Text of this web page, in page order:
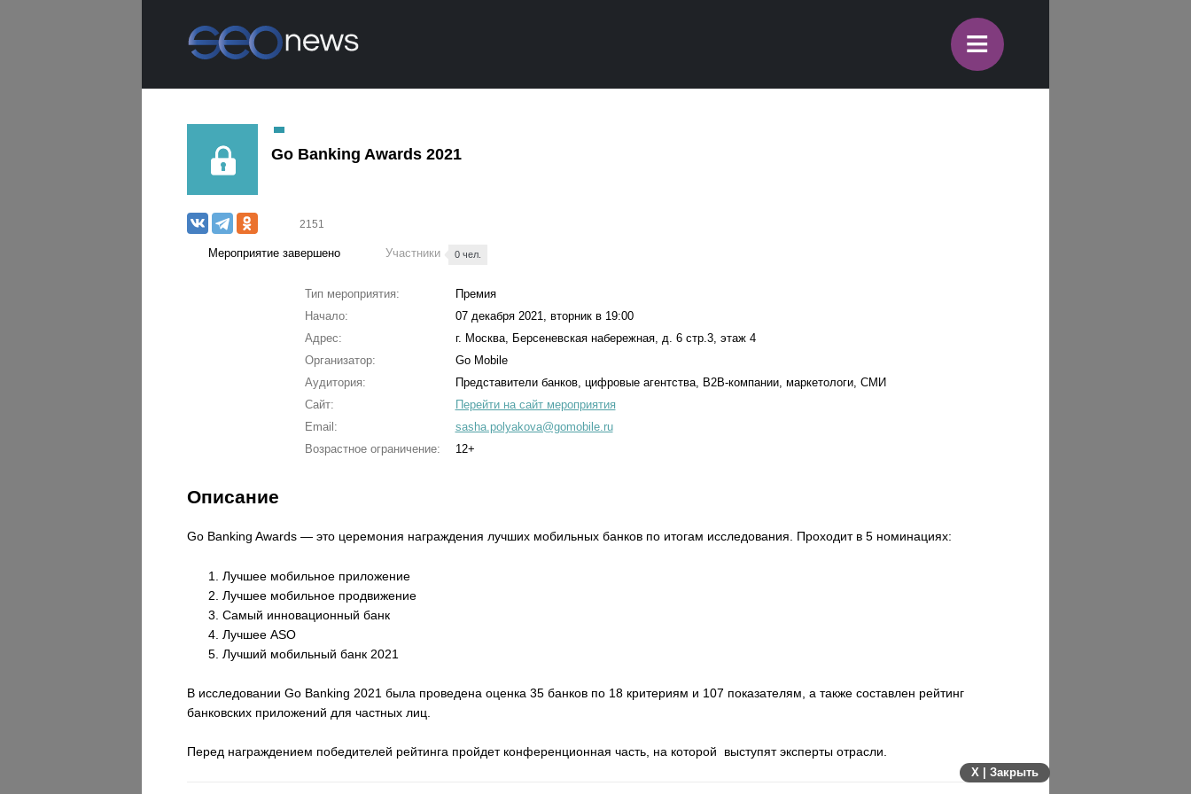
≡
Go Banking Awards 2021
2151
Мероприятие завершено Участники 0 чел.
Тип мероприятия:
Премия
Начало:
07 декабря 2021, вторник в 19:00
Адрес:
г. Москва, Берсеневская набережная, д. 6 стр.3, этаж 4
Организатор:
Go Mobile
Аудитория:
Представители банков, цифровые агентства, B2B-компании, маркетологи, СМИ
Сайт:
Перейти на сайт мероприятия
Email:
sasha.polyakova@gomobile.ru
Возрастное ограничение:
12+
Описание
Go Banking Awards — это церемония награждения лучших мобильных банков по итогам исследования. Проходит в 5 номинациях:
Лучшее мобильное приложение
Лучшее мобильное продвижение
Самый инновационный банк
Лучшее ASO
Лучший мобильный банк 2021
В исследовании Go Banking 2021 была проведена оценка 35 банков по 18 критериям и 107 показателям, а также составлен рейтинг
банковских приложений для частных лиц.
Перед награждением победителей рейтинга пройдет конференционная часть, на которой выступят эксперты отрасли.
X | Закрыть